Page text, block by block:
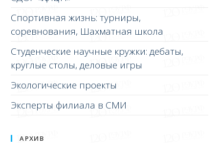
Спортивная жизнь: турниры,
соревнования, Шахматная школа
Студенческие научные кружки: дебаты,
круглые столы, деловые игры
Экологические проекты
Эксперты филиала в СМИ
АРХИВ